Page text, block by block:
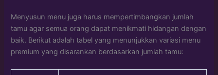
Menyusun menu juga harus mempertimbangkan jumlah
tamu agar semua orang dapat menikmati hidangan dengan
baik. Berikut adalah tabel yang menunjukkan variasi menu
premium yang disarankan berdasarkan jumlah tamu: